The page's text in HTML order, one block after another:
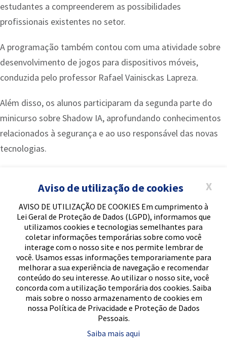
estudantes a compreenderem as possibilidades
profissionais existentes no setor.
A programação também contou com uma atividade sobre
desenvolvimento de jogos para dispositivos móveis,
conduzida pelo professor Rafael Vainisckas Lapreza.
Além disso, os alunos participaram da segunda parte do
minicurso sobre Shadow IA, aprofundando conhecimentos
relacionados à segurança e ao uso responsável das novas
tecnologias.
transformações tecnológicas
A Jornada de Computação da FAM proporcionou aos
estudantes uma visão ampla sobre as mudanças que estão
acontecendo no setor de tecnologia.
Temas como inteligência artificial, Machine Learning,
segurança, análise de dados, redes, programação e
desenvolvimento de jogos aproximaram os alunos das
demandas atuais do mercado.
Aviso de utilização de cookies X
AVISO DE UTILIZAÇÃO DE COOKIES Em cumprimento à
Lei Geral de Proteção de Dados (LGPD), informamos que
utilizamos cookies e tecnologias semelhantes para
coletar informações temporárias sobre como você
interage com o nosso site e nos permite lembrar de
você. Usamos essas informações temporariamente para
melhorar a sua experiência de navegação e recomendar
conteúdo do seu interesse. Ao utilizar o nosso site, você
concorda com a utilização temporária dos cookies. Saiba
mais sobre o nosso armazenamento de cookies em
nossa Política de Privacidade e Proteção de Dados
Pessoais.
Saiba mais aqui